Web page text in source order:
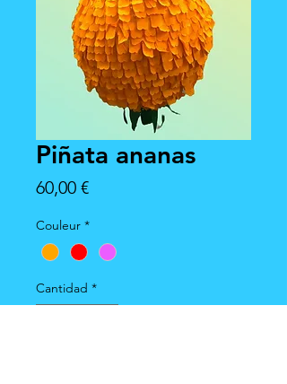
Piñata ananas
60,00 €Precio
Couleur *
Cantidad *